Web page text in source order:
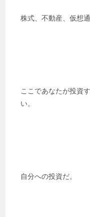
株式、不動産、仮想通
ここであなたが投資
い。
自分への投資だ。